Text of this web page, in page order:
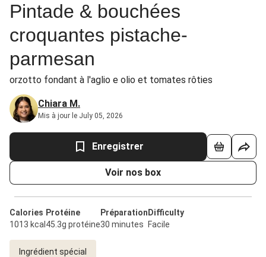
Pintade & bouchées
croquantes pistache-
parmesan
orzotto fondant à l'aglio e olio et tomates rôties
Chiara M.
Mis à jour le July 05, 2026
Enregistrer
Voir nos box
Calories
1013 kcal
Protéine
45.3g protéine
Préparation
30 minutes
Difficulty
Facile
Ingrédient spécial